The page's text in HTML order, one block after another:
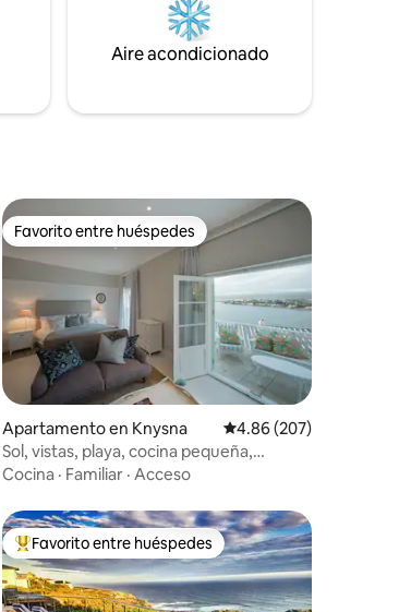
de energía solar y gas, además de un
aparcamiento seguro fuera de la calle
para tu seguridad y comodidad.
Aire acondicionado
promedio: 5 de 5, 23 reseñas
Favorito entre huéspedes
Favorito entre huéspedes
Apartamento en Knysna Calificación promedio:
4.86 (207)
Sol, vistas, playa, cocina pequeña,
barbacoa.
Cocina · Familiar · Acceso
Favorito entre huéspedes preferido
Favorito entre huéspedes